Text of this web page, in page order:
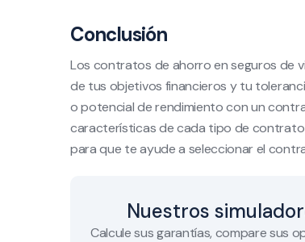
Conclusión
Los contratos de ahorro en seguros de
de tus objetivos financieros y tu
o potencial de rendimiento con un
características de cada tipo de contrato
para que te ayude a seleccionar el
Nuestros
Calcule sus garantías, compare sus